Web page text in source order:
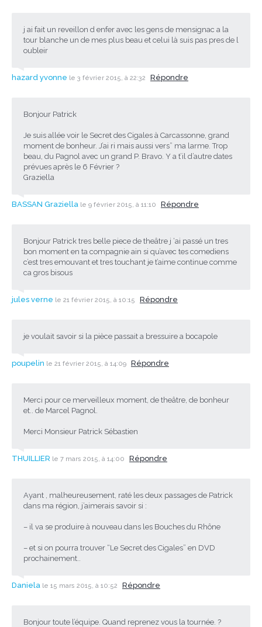
j ai fait un reveillon d enfer avec les gens de mensignac a la
tour blanche un de mes plus beau et celui là suis pas pres de l
oubleir
hazard yvonne le 3 février 2015, à 22:32 Répondre
Bonjour Patrick
Je suis allée voir le Secret des Cigales à Carcassonne, grand
moment de bonheur. J’ai ri mais aussi vers” ma larme. Trop
beau, du Pagnol avec un grand P. Bravo. Y a t’il d’autre dates
prévues après le 6 Février ?
Graziella
BASSAN Graziella le 9 février 2015, à 11:10 Répondre
Bonjour Patrick tres belle piece de theâtre j ‘ai passé un tres
bon moment en ta compagnie ain si qu’avec tes comediens
c’est tres emouvant et tres touchant je t’aime continue comme
ca gros bisous
jules verne le 21 février 2015, à 10:15 Répondre
je voulait savoir si la pièce passait a bressuire a bocapole
poupelin le 21 février 2015, à 14:09 Répondre
Merci pour ce merveilleux moment, de theâtre, de bonheur
et.. de Marcel Pagnol.
Merci Monsieur Patrick Sébastien
THUILLIER le 7 mars 2015, à 14:00 Répondre
Ayant , malheureusement, raté les deux passages de Patrick
dans ma région, j’aimerais savoir si :
– il va se produire à nouveau dans les Bouches du Rhône
– et si on pourra trouver “Le Secret des Cigales” en DVD
prochainement..
Daniela le 15 mars 2015, à 10:52 Répondre
Bonjour toute l’équipe. Quand reprenez vous la tournée. ?